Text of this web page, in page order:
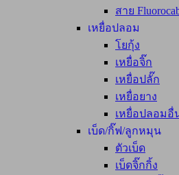
สาย
เหยื่อปลอม
โยกุ้ง
เหยื่อจิ๊ก
เหยื่อปลั๊ก
เหยื่อยาง
เหยื่อปลอมอื่
เบ็ด/กิ๊ฟ/ลูกหมุน
ตัวเบ็ด
เบ็ดจิ๊กกิ้ง